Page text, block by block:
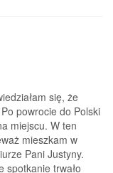
się, że
powrocie do Polski
miejscu. W ten
mieszkam w
Pani Justyny.
spotkanie trwało